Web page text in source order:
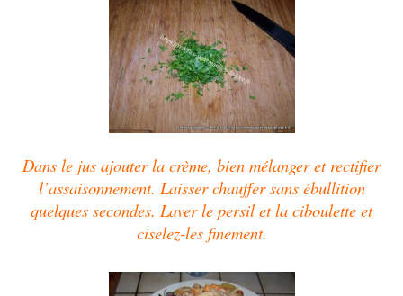
Dans le jus ajouter la crème, bien mélanger et rectifier
l’assaisonnement. Laisser chauffer sans ébullition
quelques secondes. Laver le persil et la ciboulette et
ciselez-les finement.